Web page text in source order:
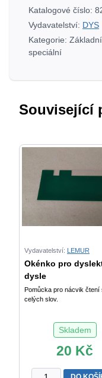
4.
-
7.
ročník
Katalogové číslo:
Vydavatelství: DYS
Kategorie:
speciální
Související
Vydavatelství: LEMUR
Okénko pro
dysle
Pomůcka pro nácvik čtení
celých slov.
Skladem
20 Kč
Okénko